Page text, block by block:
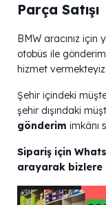
Parça Satışı
BMW aracınız
otobüs ile
hizmet vermekteyiz.
Şehir içindeki
şehir dışındaki
gönderim imkânı
Sipariş için
arayarak bizlere